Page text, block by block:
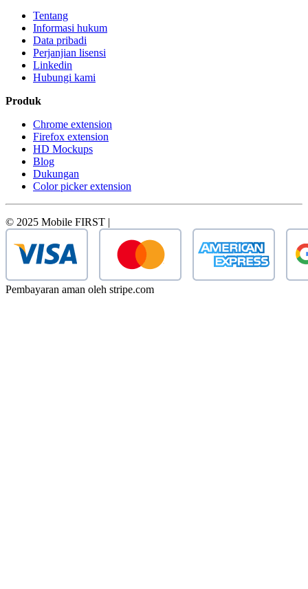
Tentang
Informasi hukum
Data pribadi
Perjanjian lisensi
Linkedin
Hubungi kami
Produk
Chrome extension
Firefox extension
HD Mockups
Blog
Dukungan
Color picker extension
© 2025 Mobile FIRST |
Pembayaran aman oleh stripe.com